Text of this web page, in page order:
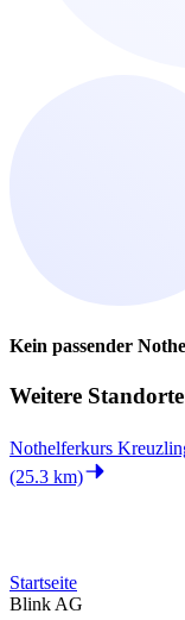
Kein passender
Weitere
Nothelferkurs
(25.3 km)
Startseite
Blink AG